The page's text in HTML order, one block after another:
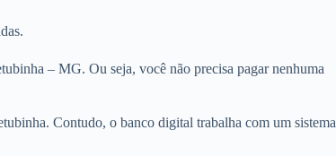
– MG. Ou seja, você não precisa pagar nenhuma
Contudo, o banco digital trabalha com um sistema